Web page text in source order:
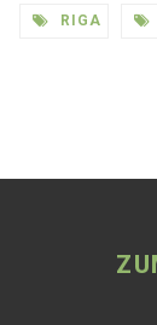
RIGA